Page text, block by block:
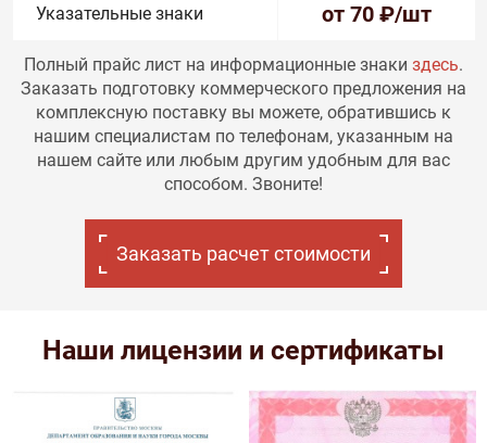
Указательные знаки от 70 ₽/шт
Полный прайс лист на информационные знаки здесь.
Заказать подготовку коммерческого предложения на
комплексную поставку вы можете, обратившись к
нашим специалистам по телефонам, указанным на
нашем сайте или любым другим удобным для вас
способом. Звоните!
Заказать расчет стоимости
Наши лицензии и сертификаты